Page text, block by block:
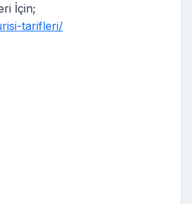
İçin;
tarifleri/